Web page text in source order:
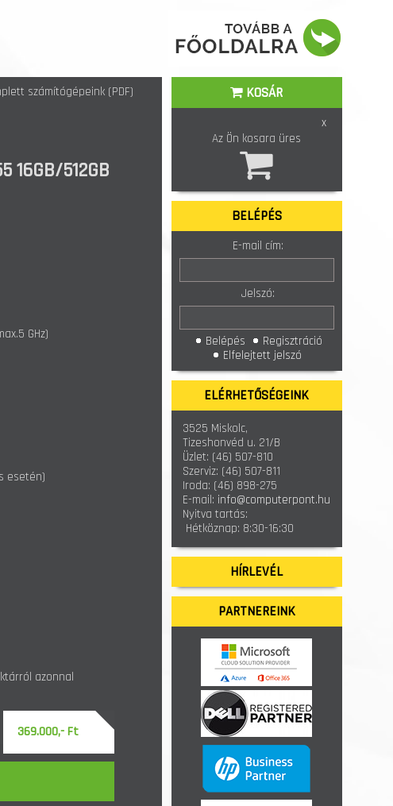
számítógépeink (PDF)
16GB/512GB
GHz)
esetén)
azonnal
369.000,- Ft
KOSÁR
x
Az Ön kosara üres
BELÉPÉS
E-mail cím:
Jelszó:
Belépés
Regisztráció
Elfelejtett jelszó
ELÉRHETŐSÉGEINK
3525 Miskolc,
Tizeshonvéd u. 21/B
Üzlet: (46) 507-810
Szerviz: (46) 507-811
Iroda: (46) 898-275
E-mail: info@computerpont.hu
Nyitva tartás:
Hétköznap: 8:30-16:30
HÍRLEVÉL
PARTNEREINK